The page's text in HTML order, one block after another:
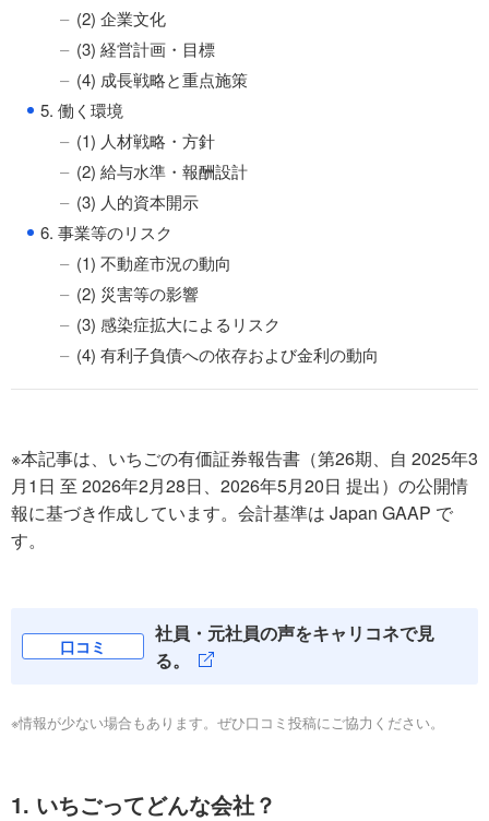
(2) 企業文化
(3) 経営計画・目標
(4) 成長戦略と重点施策
● 5. 働く環境
(1) 人材戦略・方針
(2) 給与水準・報酬設計
(3) 人的資本開示
● 6. 事業等のリスク
(1) 不動産市況の動向
(2) 災害等の影響
(3) 感染症拡大によるリスク
(4) 有利子負債への依存および金利の動向
※本記事は、いちごの有価証券報告書（第26期、自 2025年3
月1日 至 2026年2月28日、2026年5月20日 提出）の公開情
報に基づき作成しています。会計基準は Japan GAAP で
す。
口コミ
社員・元社員の声をキャリコネで見
る。
※情報が少ない場合もあります。ぜひ口コミ投稿にご協力ください。
1. いちごってどんな会社？